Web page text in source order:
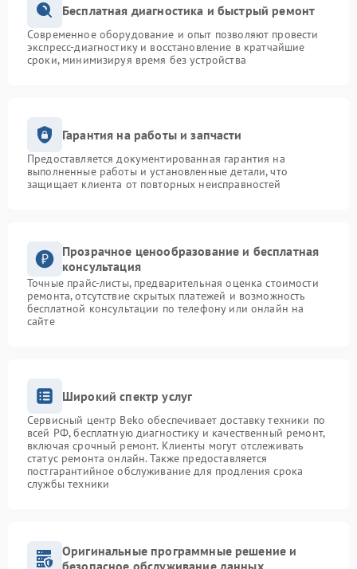
Бесплатная диагностика и быстрый ремонт
Современное оборудование и опыт позволяют провести
экспресс-диагностику и восстановление в кратчайшие
сроки, минимизируя время без устройства
Гарантия на работы и запчасти
Предоставляется документированная гарантия на
выполненные работы и установленные детали, что
защищает клиента от повторных неисправностей
Прозрачное ценообразование и бесплатная
консультация
Точные прайс-листы, предварительная оценка стоимости
ремонта, отсутствие скрытых платежей и возможность
бесплатной консультации по телефону или онлайн на
сайте
Широкий спектр услуг
Сервисный центр Beko обеспечивает доставку техники по
всей РФ, бесплатную диагностику и качественный ремонт,
включая срочный ремонт. Клиенты могут отслеживать
статус ремонта онлайн. Также предоставляется
постгарантийное обслуживание для продления срока
службы техники
Оригинальные программные решение и